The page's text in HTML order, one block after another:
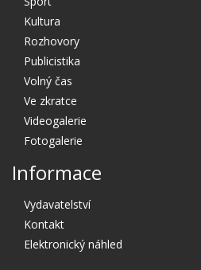
Kultura
Rozhovory
Publicistika
Volný čas
Ve zkratce
Videogalerie
Fotogalerie
Informace
Vydavatelství
Kontakt
Elektronický náhled